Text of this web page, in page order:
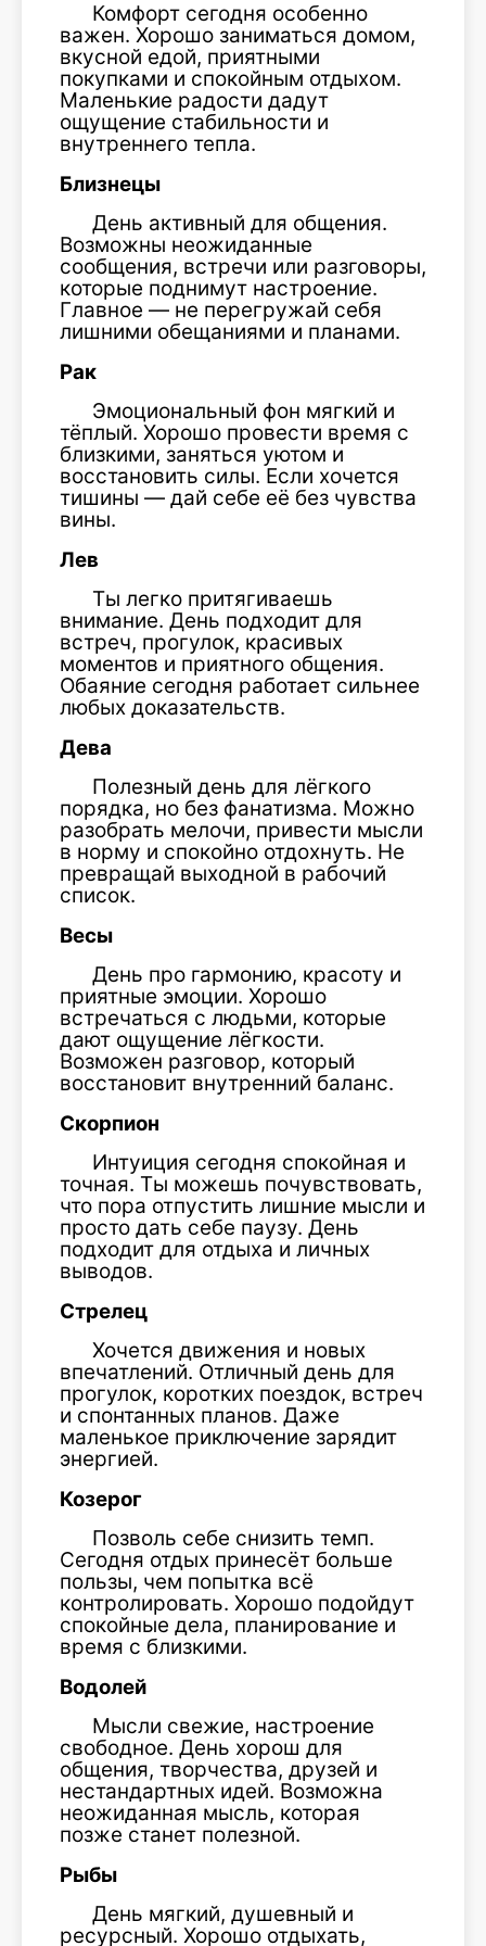
Комфорт сегодня особенно
важен. Хорошо заниматься домом,
вкусной едой, приятными
покупками и спокойным отдыхом.
Маленькие радости дадут
ощущение стабильности и
внутреннего тепла.
Близнецы
День активный для общения.
Возможны неожиданные
сообщения, встречи или разговоры,
которые поднимут настроение.
Главное — не перегружай себя
лишними обещаниями и планами.
Рак
Эмоциональный фон мягкий и
тёплый. Хорошо провести время с
близкими, заняться уютом и
восстановить силы. Если хочется
тишины — дай себе её без чувства
вины.
Лев
Ты легко притягиваешь
внимание. День подходит для
встреч, прогулок, красивых
моментов и приятного общения.
Обаяние сегодня работает сильнее
любых доказательств.
Дева
Полезный день для лёгкого
порядка, но без фанатизма. Можно
разобрать мелочи, привести мысли
в норму и спокойно отдохнуть. Не
превращай выходной в рабочий
список.
Весы
День про гармонию, красоту и
приятные эмоции. Хорошо
встречаться с людьми, которые
дают ощущение лёгкости.
Возможен разговор, который
восстановит внутренний баланс.
Скорпион
Интуиция сегодня спокойная и
точная. Ты можешь почувствовать,
что пора отпустить лишние мысли и
просто дать себе паузу. День
подходит для отдыха и личных
выводов.
Стрелец
Хочется движения и новых
впечатлений. Отличный день для
прогулок, коротких поездок, встреч
и спонтанных планов. Даже
маленькое приключение зарядит
энергией.
Козерог
Позволь себе снизить темп.
Сегодня отдых принесёт больше
пользы, чем попытка всё
контролировать. Хорошо подойдут
спокойные дела, планирование и
время с близкими.
Водолей
Мысли свежие, настроение
свободное. День хорош для
общения, творчества, друзей и
нестандартных идей. Возможна
неожиданная мысль, которая
позже станет полезной.
Рыбы
День мягкий, душевный и
ресурсный. Хорошо отдыхать,